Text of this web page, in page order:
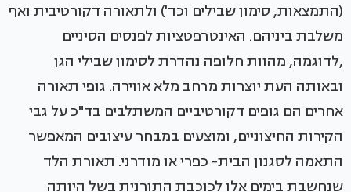
(התמצאות, סימון שבילים וכד') ולתאורה דקורטיבית ואף
משלבת ביניהם. האינטרפטציות לפנסים הסיניים
,לדוגמה, מהוות חלופה נהדרת לסימון שבילי הגן
ובאותה העת יוצרות מרחב מלא אווירה. גופי תאורה
אחרים הם גופים דקורטיביים המשתלבים בד"כ על גבי
הקירות החיצוניים, ומוצעים במבחר עיצובים המאפשר
התאמה לסגנון הבית- כפרי או מודרני. תאורת הלד
שנחשבת בימים אלו לכוכבת התורנית בשל היותה